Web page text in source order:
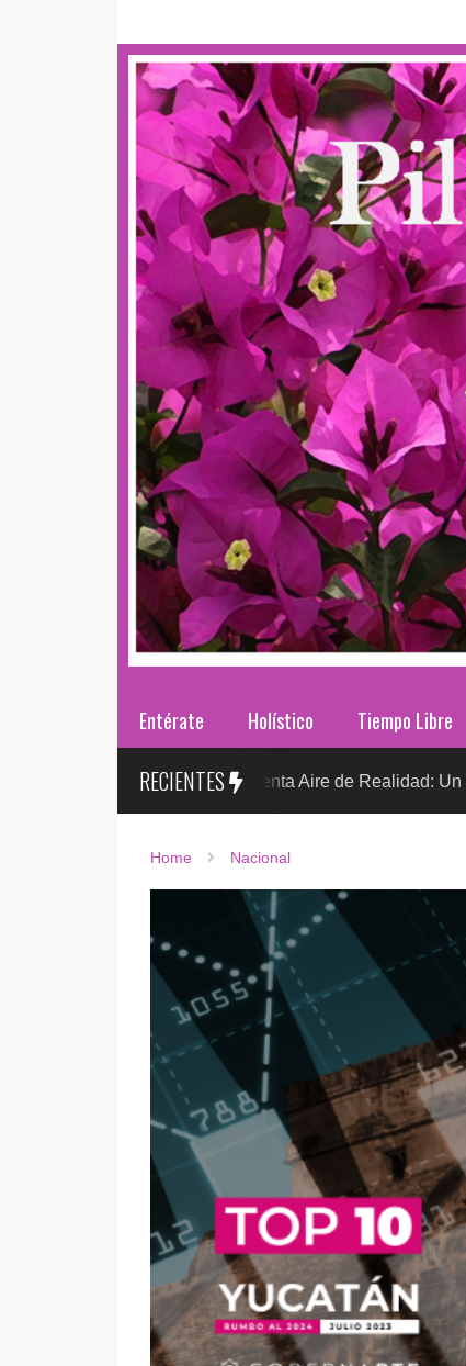
Entérate Holístico Tiempo Libre
RECIENTES
Sr. González presenta Aire de Realidad: Un viaje
Home Nacional